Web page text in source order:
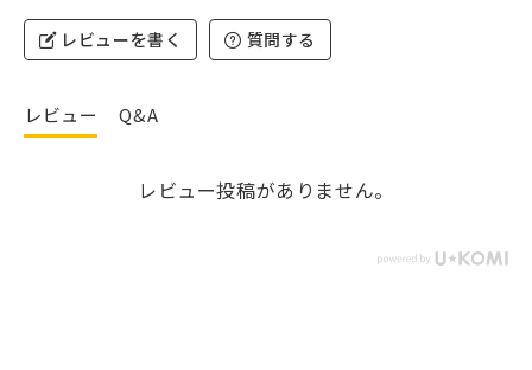
レビューを書く 質問する
レビュー Q&A
レビュー投稿がありません。